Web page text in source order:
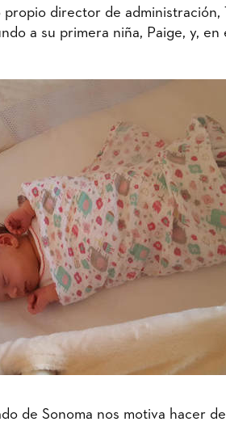
director de administración,
a su primera niña, Paige, y,
de Sonoma nos motiva hacer